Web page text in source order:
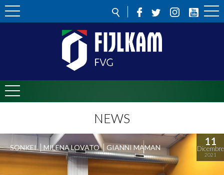
NEWS
11
Dicembre
2021
SONKEI MILENA LOVATO GIANNI MAMAN